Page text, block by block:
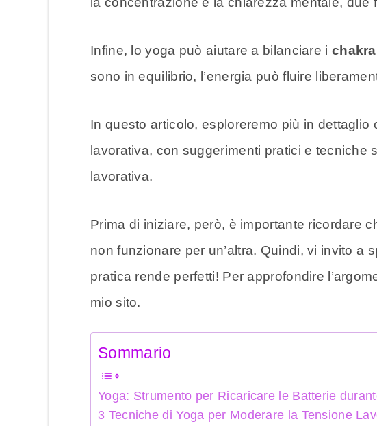
Infine, lo yoga può aiutare a bilanciare i chakra
sono in equilibrio, l’energia può fluire
In questo articolo, esploreremo più in
lavorativa, con suggerimenti pratici e
lavorativa.
Prima di iniziare, però, è importante ricordare
non funzionare per un’altra. Quindi, vi invito a
pratica rende perfetti! Per approfondire
mio sito.
Sommario
Yoga: Strumento per Ricaricare le Batterie
3 Tecniche di Yoga per Moderare la Tensione